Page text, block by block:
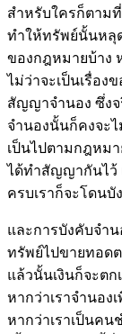
สำหรับใครก็ตาม
ทำให้ทรัพย์นั้นหลุ
ของกฎหมายบ้าง
ไม่ว่าจะเป็นเรื่อง
สัญญาจำนอง ซึ่ง
จำนองนั้นก็คงจะ
เป็นไปตามกฎหม
ได้ทำสัญญากันไว้
ครบเราก็จะโดนบั
และการบังคับจำ
ทรัพย์ไปขายทอด
แล้วนั้นเงินก็จะต
หากว่าเราจำนอ
หากว่าเราเป็นคน